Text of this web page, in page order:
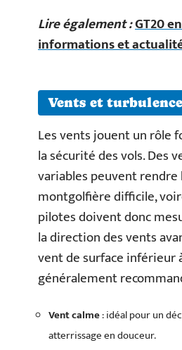
Lire également :GT20
informations et
Vents et turbulence
Les vents jouent un rôle
la sécurité des vols. Des
variables peuvent rendre
montgolfière difficile,
pilotes doivent donc
la direction des vents
vent de surface inférieur
généralement
Vent calme: idéal pour un
atterrissage en douceur.